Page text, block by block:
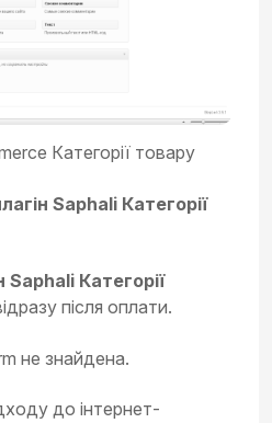
Категорії товару
Saphali Категорії
Категорії
після оплати.
не знайдена.
до інтернет-